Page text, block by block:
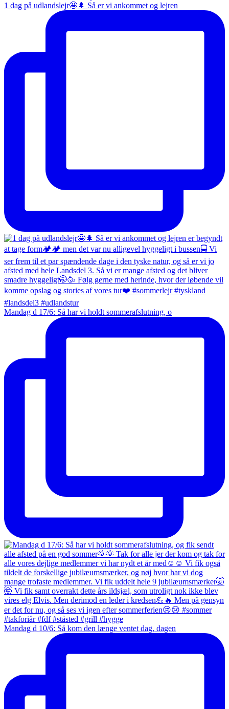
1 dag på udlandslejr🤩🌲 Så er vi ankommet og lejren
Mandag d 17/6: Så har vi holdt sommerafslutning, o
Mandag d 10/6: Så kom den længe ventet dag, dagen